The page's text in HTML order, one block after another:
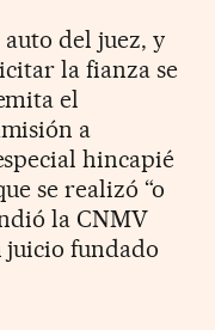
del juez, y
la fianza se
el
a
hincapié
se realizó “o
la CNMV
juicio fundado